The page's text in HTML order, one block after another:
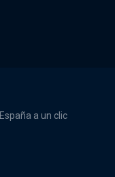
a un clic